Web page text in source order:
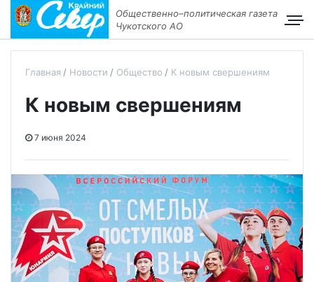
Общественно–политическая газета
Чукотского АО
Главная Новости Общество К новым свершениям
К новым свершениям
7 июня 2024